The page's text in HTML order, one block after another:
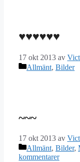
♥♥♥♥♥♥
17 okt 2013 av
Kategorier
Allmänt, Bilder
~~~
17 okt 2013 av
Kategorier
Allmänt, Bilder,
kommentarer